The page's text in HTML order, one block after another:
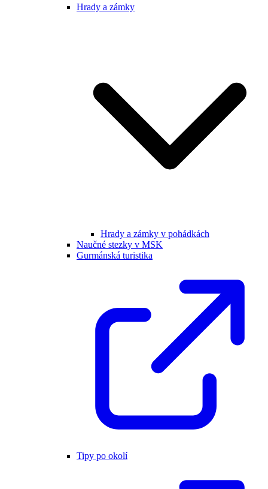
Hrady a zámky
Hrady a zámky v pohádkách
Naučné stezky v MSK
Gurmánská turistika
Tipy po okolí